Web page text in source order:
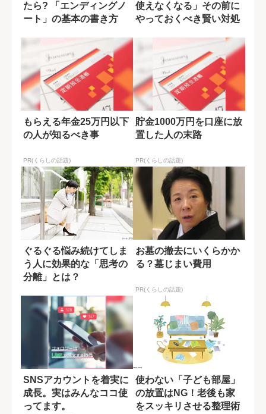
たら? 「エンディングノ
ート」の基本の書き方
使えなくなる」その前に
やっておくべき賢い対処
もらえる年金25万円以下
の人が知るべき事
PR(くらしの話題)
貯金1000万円を口座に放
置した人の末路
PR(くらしの話題)
ぐるぐる悩み続けてしま
う人に効果的な「思考の
分離」とは？
お墓の撤去にいくらかか
る？墓じまい費用
PR(くらしの話題)
SNSアカウントを着実に
成長。実はみんなココ使
ってます。
使わない「子ども部屋」
の放置はNG！老後も家
をスッキリさせる整理術